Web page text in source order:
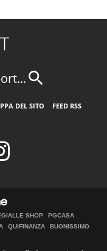
DEL SITO
FEED RSS
SHOP
PGCASA
QUIFINANZA
BUONISSIMO